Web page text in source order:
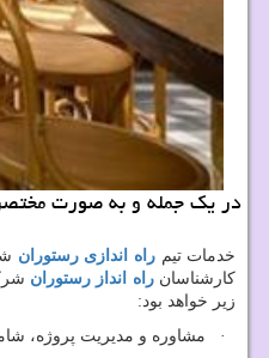
در یك جمله و به صورت مختصر
خدمات تیم راه اندازی رستوران
کارشناسانراه انداز رستوران
زیر خواهد بود:
· مشاوره و مدیریت پروژه،